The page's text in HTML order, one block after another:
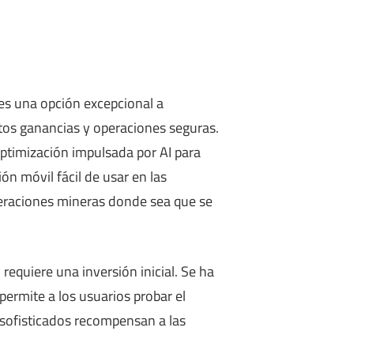
una opción excepcional a
ganancias y operaciones seguras.
impulsada por AI para
móvil fácil de usar en las
mineras donde sea que se
una inversión inicial. Se ha
a los usuarios probar el
recompensan a las